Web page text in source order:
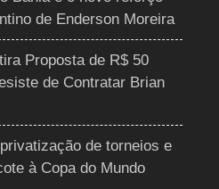
de Enderson Moreira
Proposta de R$ 50
de Contratar Brian
de torneios e
à Copa do Mundo